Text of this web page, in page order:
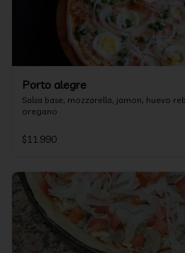
Porto alegre
Salsa base, mozzarella, jamon, huevo
oregano
$11.990